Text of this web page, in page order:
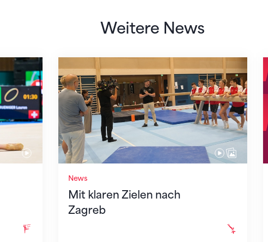
Weitere News
News
Mit klaren Zielen nach
Zagreb
Mit klaren Zielen nach Zagreb